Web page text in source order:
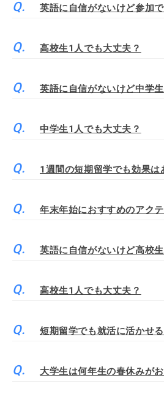
英語に自信がないけど参加
高校生1人でも大丈夫？
英語に自信がないけど中学
中学生1人でも大丈夫？
1週間の短期留学でも効果は
年末年始におすすめのアク
英語に自信がないけど高校
高校生1人でも大丈夫？
短期留学でも就活に活かせる
大学生は何年生の春休みが